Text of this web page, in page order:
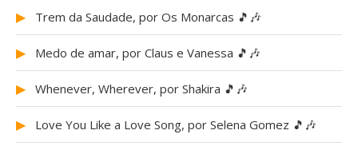
▶ Trem da Saudade, por Os Monarcas 🎵🎶
▶ Medo de amar, por Claus e Vanessa 🎵🎶
▶ Whenever, Wherever, por Shakira 🎵🎶
▶ Love You Like a Love Song, por Selena Gomez 🎵🎶